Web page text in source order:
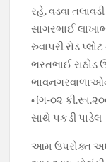
રહે. વડવા
સાગરભાઈ
રુવાપરી રોડ
ભરતભાઈ રાઠોડ
નંગ-૦૨
સાથે પકડી પાડેલ
આમ ઉપરોક્ત